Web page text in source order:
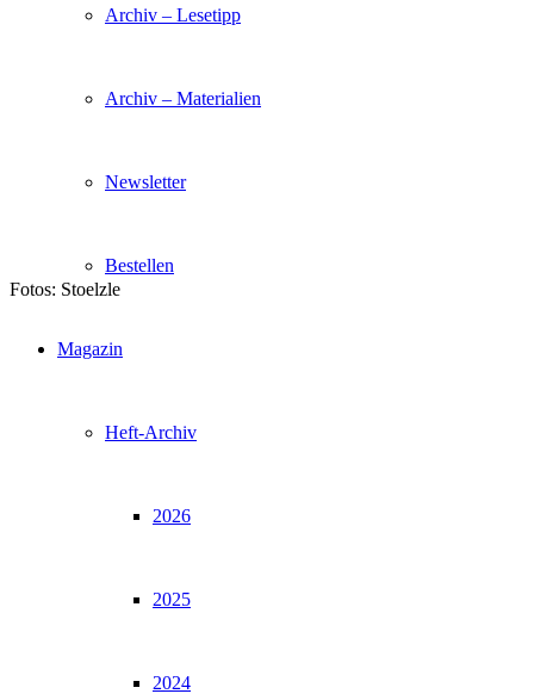
Archiv – Lesetipp
Archiv – Materialien
Newsletter
Bestellen
Magazin
Heft-Archiv
2026
2025
2024
Fotos: Stoelzle